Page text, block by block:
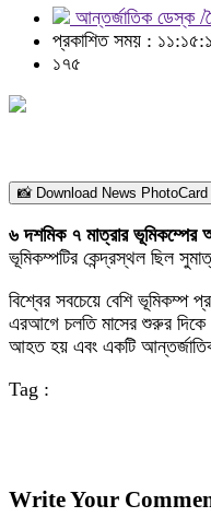
আন্তর্জাতিক ডেস্ক /
প্রকাশিত সময় :
১৭৫
📸 Download News PhotoCard
৬ দশমিক ৭ মাত্রার ভূমিকম্পের
ভূমিকম্পটির কেন্দ্রস্থল ছিল
বিশ্বের সবচেয়ে বেশি
এরআগে চলতি মাসের শুরুর
আহত হয় এবং একটি আন্তর্জাতিক
Tag :
Write Your